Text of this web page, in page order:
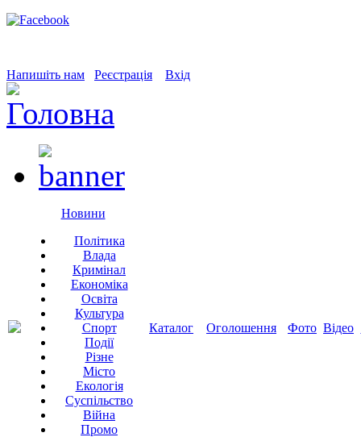
Напишіть нам Реєстрація Вхід
Новини
Політика
Влада
Кримінал
Економіка
Освіта
Культура
Спорт
Події
Різне
Місто
Екологія
Суспільство
Війна
Промо
Каталог Оголошення Фото Відео